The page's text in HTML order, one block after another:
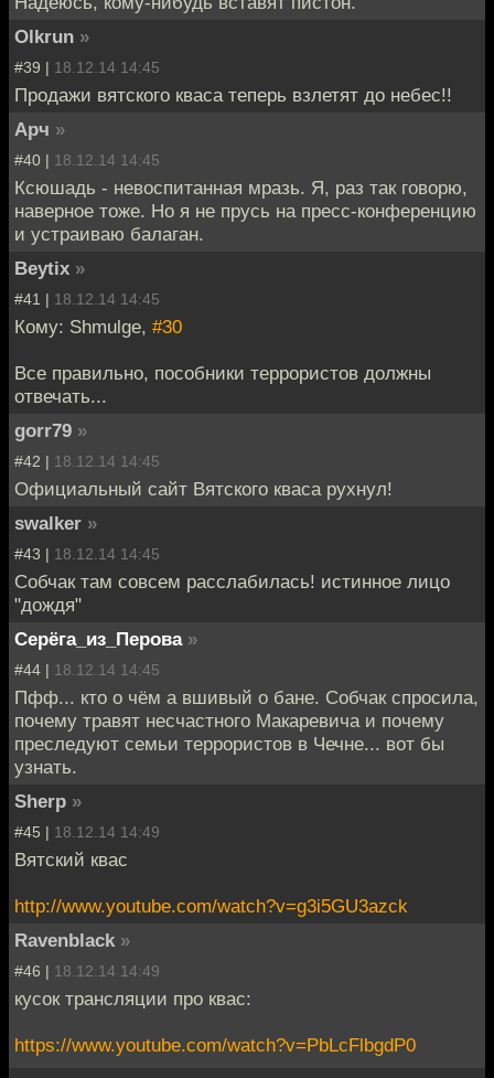
Olkrun »
#39 | 18.12.14 14:45
Продажи вятского кваса теперь взлетят до небес!!
Арч »
#40 | 18.12.14 14:45
Ксюшадь - невоспитанная мразь. Я, раз так говорю,
наверное тоже. Но я не прусь на пресс-конференцию
и устраиваю балаган.
Beytix »
#41 | 18.12.14 14:45
Кому: Shmulge, #30
Все правильно, пособники террористов должны
отвечать...
gorr79 »
#42 | 18.12.14 14:45
Официальный сайт Вятского кваса рухнул!
swalker »
#43 | 18.12.14 14:45
Собчак там совсем расслабилась! истинное лицо
"дождя"
Серёга_из_Перова »
#44 | 18.12.14 14:45
Пфф... кто о чём а вшивый о бане. Собчак спросила,
почему травят несчастного Макаревича и почему
преследуют семьи террористов в Чечне... вот бы
узнать.
Sherp »
#45 | 18.12.14 14:49
Вятский квас
http://www.youtube.com/watch?v=g3i5GU3azck
Ravenblack »
#46 | 18.12.14 14:49
кусок трансляции про квас:
https://www.youtube.com/watch?v=PbLcFlbgdP0